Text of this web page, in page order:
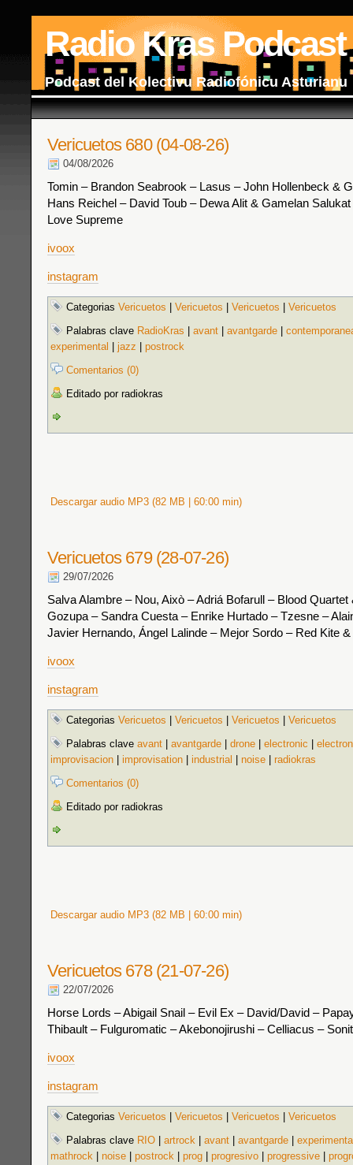
Radio Kras Podcast
Podcast del Kolectivu Radiofónicu Asturianu
Vericuetos 680 (04-08-26)
04/08/2026
Tomin – Brandon Seabrook – Lasus – John Hollenbeck &
Hans Reichel – David Toub – Dewa Alit & Gamelan
Love Supreme
ivoox
instagram
Categorias Vericuetos Vericuetos Vericuetos
Vericuetos
Palabras clave RadioKras avant avantgarde
experimental
jazz
postrock
Comentarios (0)
Editado por radiokras
Descargar audio MP3 (82 MB | 60:00 min)
Vericuetos 679 (28-07-26)
29/07/2026
Salva Alambre – Nou, Això – Adriá Bofarull – Blood Quartet
Gozupa – Sandra Cuesta – Enrike Hurtado – Tzesne –
Javier Hernando, Ángel Lalinde – Mejor Sordo – Red Kite
ivoox
instagram
Categorias Vericuetos Vericuetos Vericuetos
Vericuetos
Palabras clave avant avantgarde drone electronic
improvisacion
improvisation industrial noise
radiokras
Comentarios (0)
Editado por radiokras
Descargar audio MP3 (82 MB | 60:00 min)
Vericuetos 678 (21-07-26)
22/07/2026
Horse Lords – Abigail Snail – Evil Ex – David/David –
Thibault – Fulguromatic – Akebonojirushi – Celliacus –
ivoox
instagram
Categorias Vericuetos Vericuetos Vericuetos
Vericuetos
Palabras clave RIO artrock avant avantgarde
mathrock
noise postrock prog progresivo progressive